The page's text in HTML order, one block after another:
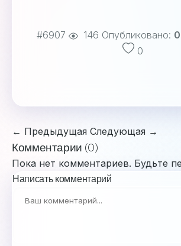
#6907 146 Опубликовано:
0
← Предыдущая Следующая →
Комментарии (0)
Пока нет комментариев. Будьте
Написать комментарий